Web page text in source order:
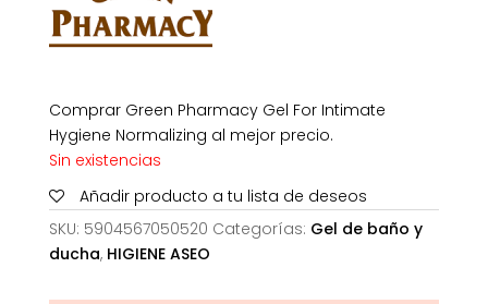
Comprar Green Pharmacy Gel For Intimate
Hygiene Normalizing al mejor precio.
Sin existencias
Añadir producto a tu lista de deseos
SKU: 5904567050520 Categorías: Gel de baño y
ducha, HIGIENE ASEO